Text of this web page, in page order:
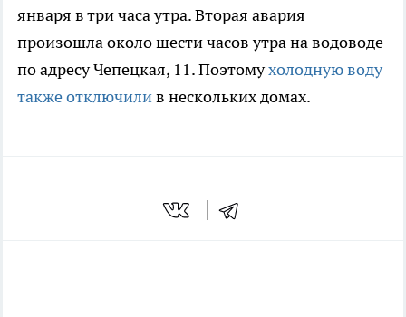
января в три часа утра. Вторая авария
произошла около шести часов утра на водоводе
по адресу Чепецкая, 11. Поэтомухолодную воду
также отключилив нескольких домах.